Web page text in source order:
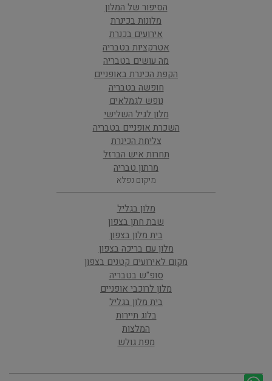
הסיפור של המלון
מלונות בכינרת
אירועים בכנרת
אטרקציות בטבריה
מה עושים בטבריה
הקפת הכינרת באופניים
חופשה בטבריה
נופש לגמלאים
מלון לגיל השלישי
השכרת אופניים בטבריה
צליחת הכינרת
תחרות איש הברזל
מרתון טבריה
מיקום נפלא
מלון בגליל
שבת חתן בצפון
בית מלון בצפון
מלון עם בריכה בצפון
מקום לאירועים קטנים בצפון
סופ"ש בטבריה
מלון לרוכבי אופניים
בית מלון בגליל
בלוג תיירות
המלצות
מפת גולש